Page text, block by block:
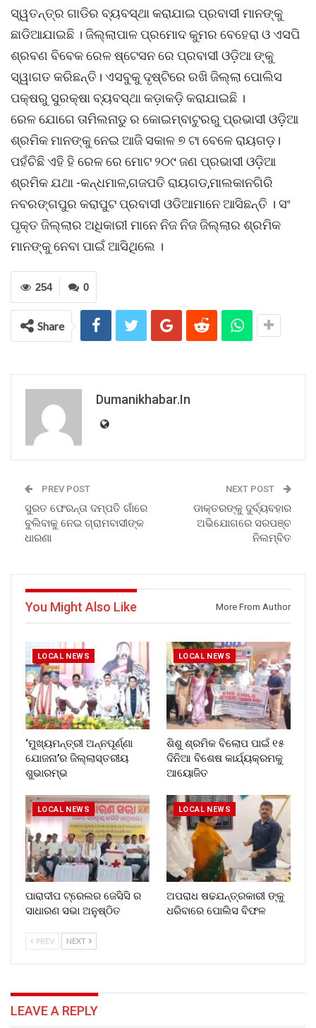
ସ୍ୱତନ୍ତ୍ର ଗାଡିର ବ୍ୟବସ୍ଥା କରାଯାଇ ପ୍ରବାସୀ ମାନଙ୍କୁ
ଛାଡିଆଯାଇଛି । ଜିଲ୍ଲାପାଳ ପ୍ରମୋଦ କୁମର ବେହେରା ଓ ଏସପି
ଶ୍ରବଣ ବିବେକ ରେଳ ଷ୍ଟେସନ ରେ ପ୍ରବାସୀ ଓଡ଼ିଆ ଙ୍କୁ
ସ୍ୱାଗତ କରିଛନ୍ତି। ଏସବୁକୁ ଦୃଷ୍ଟିରେ ରଖି ଜିଲ୍ଲା ପୋଲିସ
ପକ୍ଷରୁ ସୁରକ୍ଷା ବ୍ୟବସ୍ଥା କଡ଼ାକଡ଼ି କରାଯାଇଛି ।
ରେଳ ଯୋଗେ ତାମିଲନାଡୁ ର କୋଇମ୍ବାଟୁରରୁ ପ୍ରଭାସୀ ଓଡ଼ିଆ
ଶ୍ରମିକ ମାନଙ୍କୁ ନେଇ ଆଜି ସକାଳ ୭ ଟା ବେଳେ ରାୟଗଡ଼।
ପହଁଚିଛି ଏହି ହି ରେଳ ରେ ମୋଟ ୨୦୯ ଜଣ ପ୍ରଭାସୀ ଓଡ଼ିଆ
ଶ୍ରମିକ ଯଥା -କନ୍ଧମାଳ,ଗଜପତି ରାୟଗଡ,ମାଲକାନଗିରି
ନବରଙ୍ଗପୁର କରାପୁଟ ପ୍ରବାସୀ ଓଡିଆମାନେ ଆସିଛନ୍ତି । ସଂ
ପୃକ୍ତ ଜିଲ୍ଲାର ଅଧିକାରୀ ମାନେ ନିଜ ନିଜ ଜିଲ୍ଲାର ଶ୍ରମିକ
ମାନଙ୍କୁ ନେବା ପାଇଁ ଆସିଥିଲେ ।
0
254
Share
Dumanikhabar.in
PREV POST
ସୁରତ ଫେରନ୍ତା ଦମ୍ପତି ଗାଁରେ
ବୁଲିବାକୁ ନେଇ ଗ୍ରାମବାସୀଙ୍କ
ଧାରଣା
NEXT POST
ଡାକ୍ତରଙ୍କୁ ଦୁର୍ବ୍ୟବହାର
ଅଭିଯୋଗରେ ସରପଞ୍ଚ
ନିଲମ୍ବିତ
You Might Also Like More From Author
LOCAL NEWS
‘ମୁଖ୍ୟମନ୍ତ୍ରୀ ଅନ୍ନପୂର୍ଣ୍ଣା
ଯୋଜନା’ର ଜିଲ୍ଲାସ୍ତରୀୟ
ଶୁଭାରମ୍ଭ
LOCAL NEWS
ଶିଶୁ ଶ୍ରମିକ ବିଲୋପ ପାଇଁ ୧୫
ଦିନିଆ ବିଶେଷ କାର୍ଯ୍ୟକ୍ରମକୁ
ଆୟୋଜିତ
LOCAL NEWS
ପାରାଦୀପ ଟ୍ରେଲର ଜେସିସି ର
ସାଧାରଣ ସଭା ଅନୁଷ୍ଠିତ
LOCAL NEWS
ଅପରାଧ ଷଢଯନ୍ତ୍ରକାରୀ ଙ୍କୁ
ଧରିବାରେ ପୋଲିସ ବିଫଳ
PREV NEXT
LEAVE A REPLY